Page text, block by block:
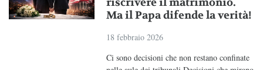
riscrivere il matrimonio.
Ma il Papa difende la verità!
18 febbraio 2026
Ci sono decisioni che non restano confinate